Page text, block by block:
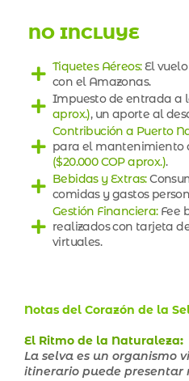
NO INCLUYE
Tiquetes Aéreos:El
con el Amazonas.
Impuesto de entrada a
aprox.), un aporte al
Contribución a Puerto
para el mantenimiento
($20.000 COP aprox.).
Bebidas y Extras:
comidas y gastos
Gestión Financiera:Fee
realizados con tarjeta
virtuales.
Notas del Corazón de la
El Ritmo de la Naturaleza:
La selva es un organismo
itinerario puede presentar